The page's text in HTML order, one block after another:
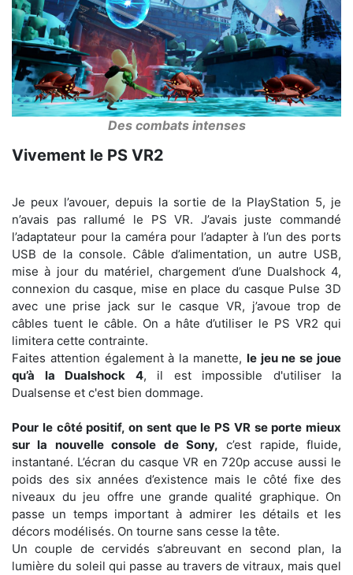
Des combats intenses
Vivement le PS VR2
Je peux l’avouer, depuis la sortie de la PlayStation 5, je
n’avais pas rallumé le PS VR. J’avais juste commandé
l’adaptateur pour la caméra pour l’adapter à l’un des ports
USB de la console. Câble d’alimentation, un autre USB,
mise à jour du matériel, chargement d’une Dualshock 4,
connexion du casque, mise en place du casque Pulse 3D
avec une prise jack sur le casque VR, j’avoue trop de
câbles tuent le câble. On a hâte d’utiliser le PS VR2 qui
limitera cette contrainte.
Faites attention également à la manette, le jeu ne se joue
qu’à la Dualshock 4, il est impossible d'utiliser la
Dualsense et c'est bien dommage.
Pour le côté positif, on sent que le PS VR se porte mieux
sur la nouvelle console de Sony, c’est rapide, fluide,
instantané. L’écran du casque VR en 720p accuse aussi le
poids des six années d’existence mais le côté fixe des
niveaux du jeu offre une grande qualité graphique. On
passe un temps important à admirer les détails et les
décors modélisés. On tourne sans cesse la tête.
Un couple de cervidés s’abreuvant en second plan, la
lumière du soleil qui passe au travers de vitraux, mais quel